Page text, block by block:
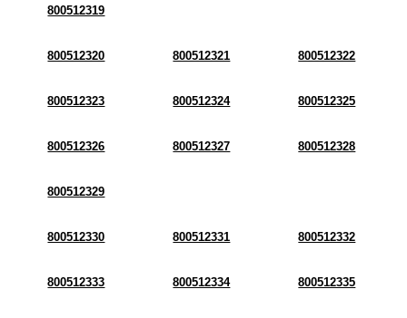
800512319
800512320 800512321 800512322
800512323 800512324 800512325
800512326 800512327 800512328
800512329
800512330 800512331 800512332
800512333 800512334 800512335